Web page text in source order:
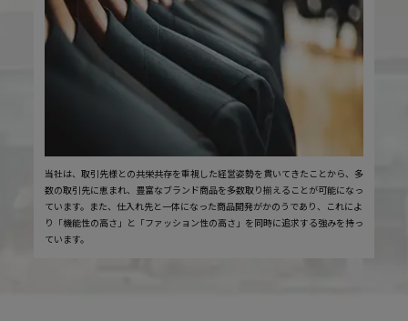
当社は、取引先様との共栄共存を重視した経営姿勢を貫いてきたことから、多
数の取引先に恵まれ、豊富なブランド商品を多数取り揃えることが可能になっ
ています。また、仕入れ先と一体になった商品開発がかのうであり、これによ
り「機能性の高さ」と「ファッション性の高さ」を同時に追求する強みを持っ
ています。